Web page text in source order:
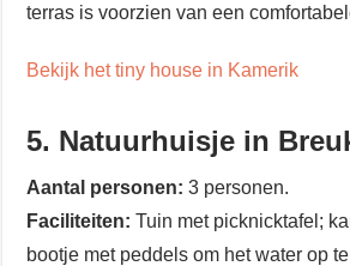
terras is voorzien van een
Bekijk het tiny house in Kamerik
5. Natuurhuisje in
Aantal personen:3 personen.
Faciliteiten: Tuin met picknicktafel;
bootje met peddels om het water op